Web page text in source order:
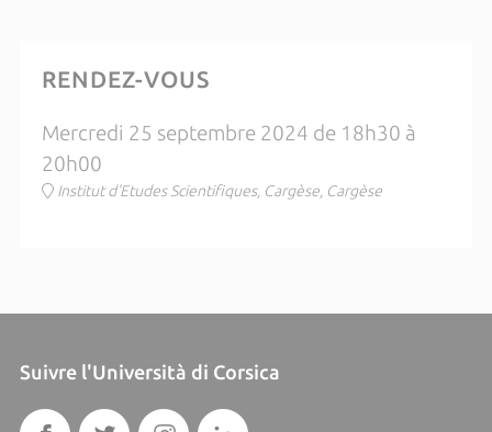
RENDEZ-VOUS
Mercredi 25 septembre 2024 de 18h30 à
20h00
Institut d'Etudes Scientifiques, Cargèse, Cargèse
Suivre l'Università di Corsica